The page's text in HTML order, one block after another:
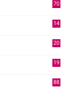
70
14
20
19
88